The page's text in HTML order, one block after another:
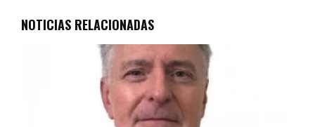
NOTICIAS RELACIONADAS